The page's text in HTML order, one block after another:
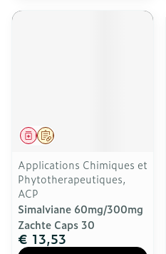
Op voorschrift
Geneesmiddel
Applications Chimiques et
Phytotherapeutiques,
ACP
Simalviane 60mg/300mg
Zachte Caps 30
€ 13,53